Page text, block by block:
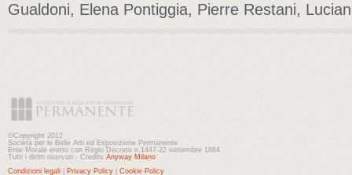
Gualdoni, Elena Pontiggia, Pierre Restani,
©Copyright 2012
Società per le Belle Arti ed Esposizione Permanente
Ente Morale eretto con Regio Decreto n.1447-22 settembre 1884
Tutti i diritti riservati - Credits Anyway Milano
Condizioni legali
Privacy Policy Cookie Policy